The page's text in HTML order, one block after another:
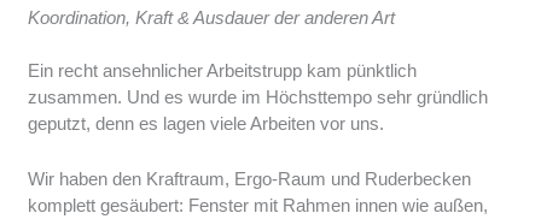
Koordination, Kraft & Ausdauer der anderen Art
Ein recht ansehnlicher Arbeitstrupp kam pünktlich
zusammen. Und es wurde im Höchsttempo sehr gründlich
geputzt, denn es lagen viele Arbeiten vor uns.
Wir haben den Kraftraum, Ergo-Raum und Ruderbecken
komplett gesäubert: Fenster mit Rahmen innen wie außen,